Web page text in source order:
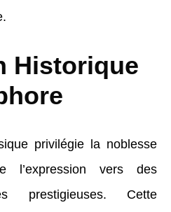
Historique
privilégie la noblesse
l’expression vers des
prestigieuses. Cette